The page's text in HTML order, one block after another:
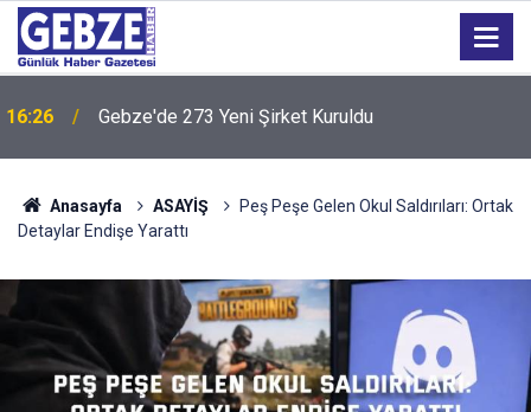
16:26 Gebze'de 273 Yeni Şirket Kuruldu
16:24 “Tarihi Okul Kaderine Terk Edildi''
Anasayfa ASAYİŞ
Peş Peşe Gelen Okul Saldırıları: Ortak
Detaylar Endişe Yarattı